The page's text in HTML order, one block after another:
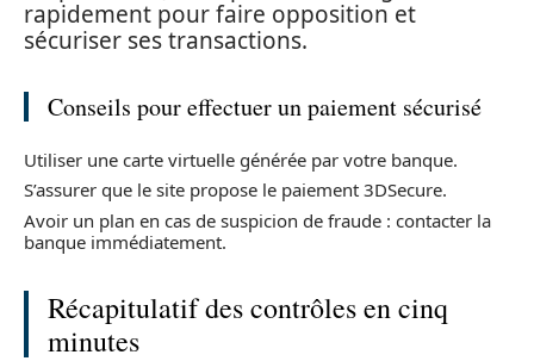
rapidement pour faire opposition et
sécuriser ses transactions.
Conseils pour effectuer un paiement sécurisé
Utiliser une carte virtuelle générée par votre banque.
S’assurer que le site propose le paiement 3DSecure.
Avoir un plan en cas de suspicion de fraude : contacter la
banque immédiatement.
Récapitulatif des contrôles en cinq
minutes